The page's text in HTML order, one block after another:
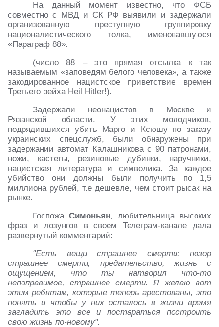
На данный момент известно, что ФСБ
совместно с МВД и СК РФ выявили и задержали
организованную преступную группировку
националистического толка, именовавшуюся
«Параграф 88».
(число 88 – это прямая отсылка к так
называемым «заповедям белого человека», а также
закодированное нацистское приветствие времен
Третьего рейха Heil Hitler!).
Задержали неонацистов в Москве и
Рязанской области. У этих молодчиков,
подрядившихся убить Марго и Ксюшу по заказу
украинских спецслужб, были обнаружены при
задержании автомат Калашникова с 90 патронами,
ножи, кастеты, резиновые дубинки, наручники,
нацистская литература и символика. За каждое
убийство они должны были получить по 1,5
миллиона рублей, т.е дешевле, чем стоит рысак на
рынке.
Госпожа Симоньян, любительница высоких
фраз и лозунгов в своем Телеграм-канале дала
развернутый комментарий:
"Есть вещи страшнее смерти: позор
страшнее смерти, предательство, жизнь с
ощущением, что ты натворил что-то
непоправимое, страшнее смерти. Я желаю вот
этим ребятам, которые теперь арестованы, это
понять и чтобы у них осталось в жизни время
загладить это все и постараться построить
свою жизнь по-новому".